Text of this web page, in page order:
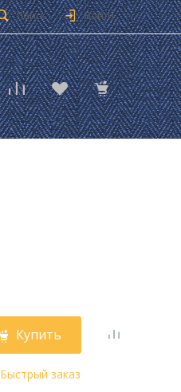
Поиск Войти
Купить
Быстрый заказ